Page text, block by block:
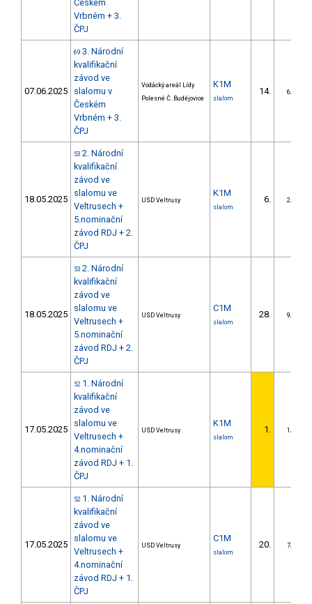
Českém
Vrbném + 3.
ČPJ
07.06.2025
69 3. Národní
kvalifikační
závod ve
slalomu v
Českém
Vrbném + 3.
ČPJ
Vodácký areál Lídy
Polesné Č. Budějovice
K1M
slalom
14. 6/DS
18.05.2025
53 2. Národní
kvalifikační
závod ve
slalomu ve
Veltrusech +
5.nominační
závod RDJ + 2.
ČPJ
USD Veltrusy
K1M
slalom
6. 2/DS
18.05.2025
53 2. Národní
kvalifikační
závod ve
slalomu ve
Veltrusech +
5.nominační
závod RDJ + 2.
ČPJ
USD Veltrusy
C1M
slalom
28. 9/DS
17.05.2025
52 1. Národní
kvalifikační
závod ve
slalomu ve
Veltrusech +
4.nominační
závod RDJ + 1.
ČPJ
USD Veltrusy
K1M
slalom
1. 1/DS
17.05.2025
52 1. Národní
kvalifikační
závod ve
slalomu ve
Veltrusech +
4.nominační
závod RDJ + 1.
ČPJ
USD Veltrusy
C1M
slalom
20. 7/DS